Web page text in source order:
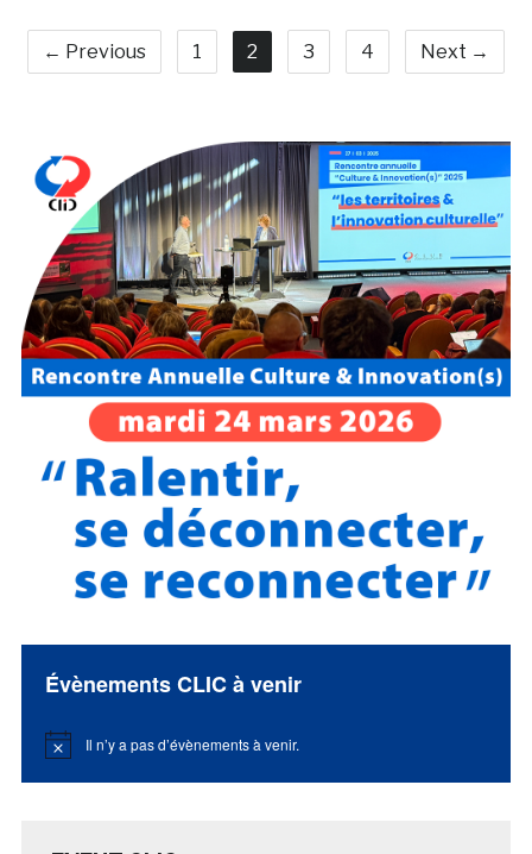
← Previous 1 2 3 4 Next →
Évènements CLIC à venir
Notice Il n’y a pas d’évènements à venir.